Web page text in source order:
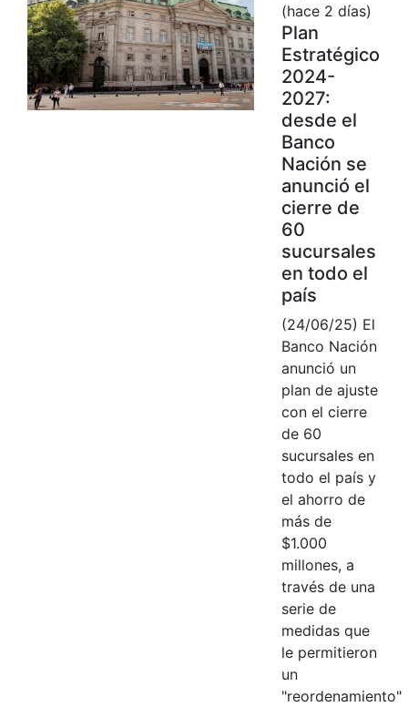
(hace 2 días)
Plan
Estratégico
2024-
2027:
desde el
Banco
Nación se
anunció el
cierre de
60
sucursales
en todo el
país
(24/06/25) El
Banco Nación
anunció un
plan de ajuste
con el cierre
de 60
sucursales en
todo el país y
el ahorro de
más de
$1.000
millones, a
través de una
serie de
medidas que
le permitieron
un
"reordenamiento"